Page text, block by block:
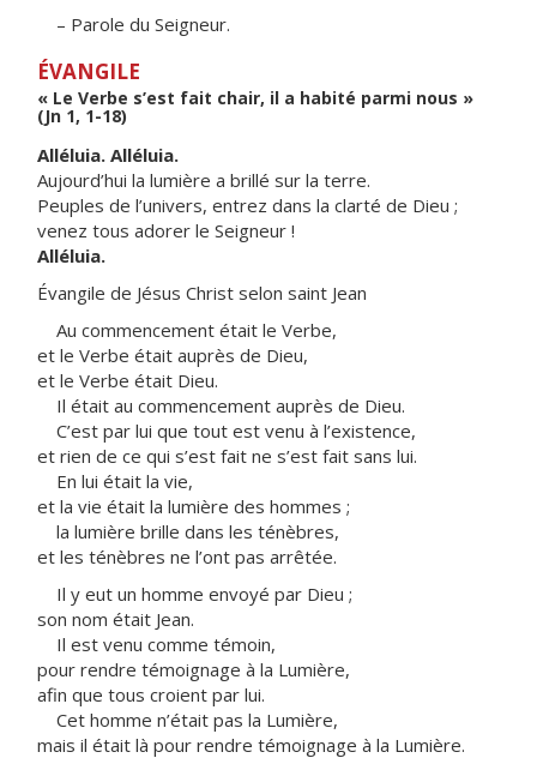
– Parole du Seigneur.
ÉVANGILE
« Le Verbe s’est fait chair, il a habité parmi nous »
(Jn 1, 1-18)
Alléluia. Alléluia.
Aujourd’hui la lumière a brillé sur la terre.
Peuples de l’univers, entrez dans la clarté de Dieu ;
venez tous adorer le Seigneur !
Alléluia.
Évangile de Jésus Christ selon saint Jean
Au commencement était le Verbe,
et le Verbe était auprès de Dieu,
et le Verbe était Dieu.
Il était au commencement auprès de Dieu.
C’est par lui que tout est venu à l’existence,
et rien de ce qui s’est fait ne s’est fait sans lui.
En lui était la vie,
et la vie était la lumière des hommes ;
la lumière brille dans les ténèbres,
et les ténèbres ne l’ont pas arrêtée.
Il y eut un homme envoyé par Dieu ;
son nom était Jean.
Il est venu comme témoin,
pour rendre témoignage à la Lumière,
afin que tous croient par lui.
Cet homme n’était pas la Lumière,
mais il était là pour rendre témoignage à la Lumière.